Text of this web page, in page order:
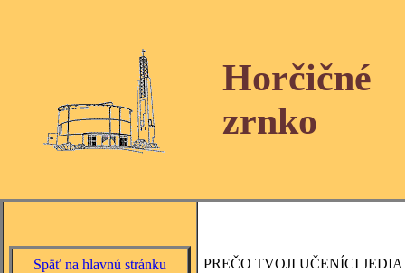
Horčičné
zrnko
Späť na hlavnú stránku PREČO TVOJI UČENÍCI